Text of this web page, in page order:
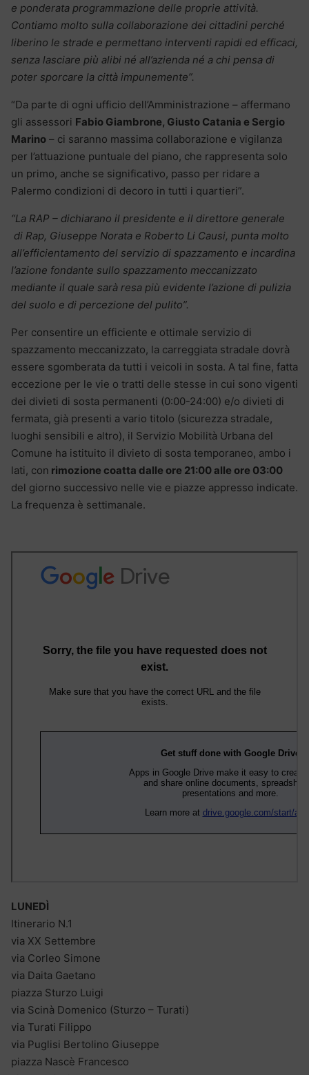
e ponderata programmazione delle proprie attività.
Contiamo molto sulla collaborazione dei cittadini perché
liberino le strade e permettano interventi rapidi ed efficaci,
senza lasciare più alibi né all’azienda né a chi pensa di
poter sporcare la città impunemente”.
“Da parte di ogni ufficio dell’Amministrazione – affermano
gli assessori Fabio Giambrone, Giusto Catania e Sergio
Marino – ci saranno massima collaborazione e vigilanza
per l’attuazione puntuale del piano, che rappresenta solo
un primo, anche se significativo, passo per ridare a
Palermo condizioni di decoro in tutti i quartieri”.
“La RAP – dichiarano il presidente e il direttore generale
di Rap, Giuseppe Norata e Roberto Li Causi, punta molto
all’efficientamento del servizio di spazzamento e incardina
l’azione fondante sullo spazzamento meccanizzato
mediante il quale sarà resa più evidente l’azione di pulizia
del suolo e di percezione del pulito”.
Per consentire un efficiente e ottimale servizio di
spazzamento meccanizzato, la carreggiata stradale dovrà
essere sgomberata da tutti i veicoli in sosta. A tal fine, fatta
eccezione per le vie o tratti delle stesse in cui sono vigenti
dei divieti di sosta permanenti (0:00-24:00) e/o divieti di
fermata, già presenti a vario titolo (sicurezza stradale,
luoghi sensibili e altro), il Servizio Mobilità Urbana del
Comune ha istituito il divieto di sosta temporaneo, ambo i
lati, con rimozione coatta dalle ore 21:00 alle ore 03:00
del giorno successivo nelle vie e piazze appresso indicate.
La frequenza è settimanale.
LUNEDÌ
Itinerario N.1
via XX Settembre
via Corleo Simone
via Daita Gaetano
piazza Sturzo Luigi
via Scinà Domenico (Sturzo – Turati)
via Turati Filippo
via Puglisi Bertolino Giuseppe
piazza Nascè Francesco